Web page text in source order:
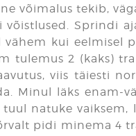
võimalus tekib,
Sprindi
kui eelmisel
tulemus 2 (kaks)
viis täiesti
Minul läks enam-
natuke vaiksem,
pidi minema 4